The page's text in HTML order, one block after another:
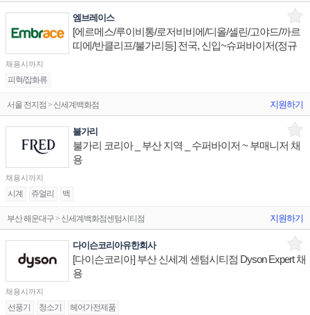
엠브레이스
[에르메스/루이비통/로저비비에/디올/셀린/고야드/까르
띠에/반클리프/불가리등] 전국, 신입~슈퍼바이저(정규
채용시까지
피혁/잡화류
서울 전지점 > 신세계백화점 지원하기
불가리
불가리 코리아 _ 부산 지역 _ 수퍼바이저 ~ 부매니저 채
용
채용시까지
시계 쥬얼리 백
부산 해운대구 > 신세계백화점센텀시티점 지원하기
다이슨코리아유한회사
[다이슨코리아] 부산 신세계 센텀시티점 Dyson Expert 채
용
채용시까지
선풍기 청소기 헤어가전제품